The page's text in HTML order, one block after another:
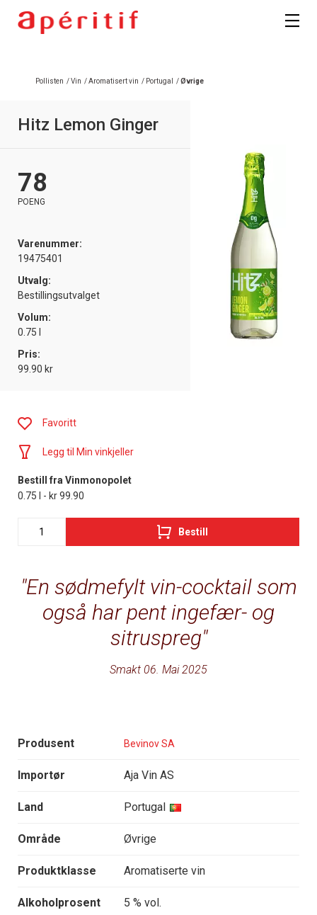
Pollisten /Vin /Aromatisert vin / Portugal /Øvrige
Hitz Lemon Ginger
78
POENG
Varenummer:
19475401
Utvalg:
Bestillingsutvalget
Volum:
0.75 l
Pris:
99.90 kr
En sødmefylt vin-cocktail som
også har pent ingefær- og
sitruspreg
Smakt 06. Mai 2025
Produsent Bevinov SA
Importør Aja Vin AS
Land Portugal
Område Øvrige
Produktklasse Aromatiserte vin
Alkoholprosent 5 % vol.
Favoritt
Legg til Min vinkjeller
Bestill fra Vinmonopolet
0.75 l - kr 99.90
Bestill